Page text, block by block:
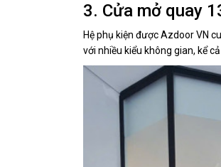
3. Cửa mở quay
Hệ phụ kiện được Azdoor VN
với nhiều kiểu không gian, kể